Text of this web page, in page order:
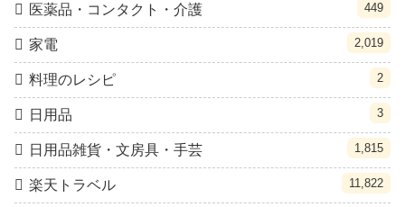
医薬品・コンタクト・介護 449
家電 2,019
料理のレシピ 2
日用品 3
日用品雑貨・文房具・手芸 1,815
楽天トラベル 11,822